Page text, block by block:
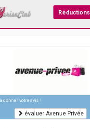
Réductions
donner votre avis !
évaluer Avenue Privée